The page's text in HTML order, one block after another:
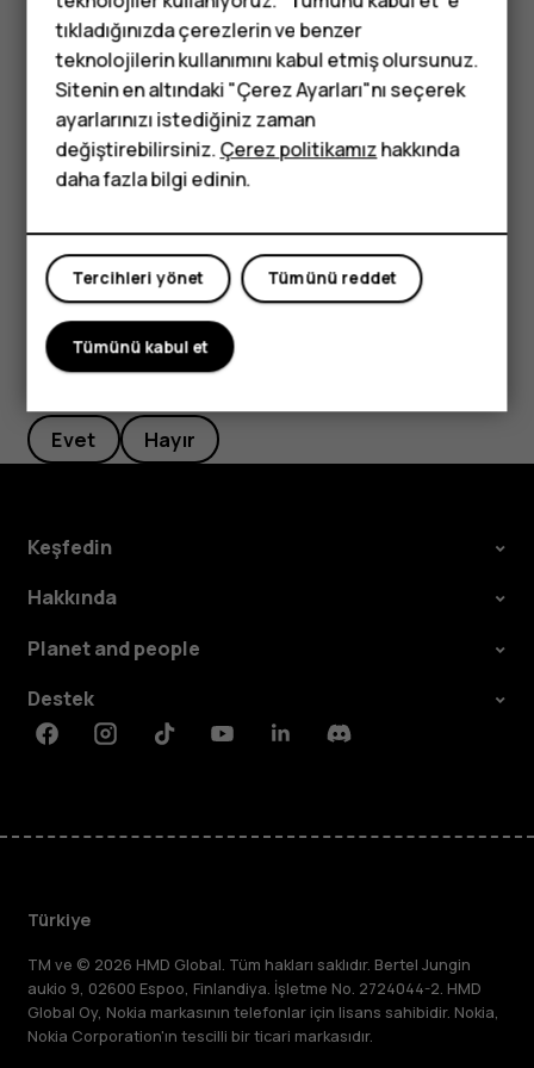
Tuşlu telefonlar
Çocuklar için
telefonlar
aldığınızda zil sesi sessize alınacak şekilde
ayarlayabilirsiniz:Ayarlar >Hareket
sessize alseçeneğine dokunun.
Bir çağrıyı hızlıca reddedebilmeyi istiyorsanız,
Hareketi etkinleştirin:Ayarlar>Hareket>Çağrıyı
reddetmek için ters çevir . Gelen çağrıyı reddetmek
için, telefonu ters çevirin.
Bu size yardımcı oldu mu?
Evet Hayır
Keşfedin
Hakkında
Planet and people
Destek
FacebookInstagramTiktokYoutubeLinkedinDiscord
Türkiye
TM ve © 2026 HMD Global. Tüm hakları saklıdır. Bertel Jungin
aukio 9, 02600 Espoo, Finlandiya. İşletme No. 2724044-2. HMD
Global Oy, Nokia markasının telefonlar için lisans sahibidir. Nokia,
Nokia Corporation'ın tescilli bir ticari markasıdır.
tıkladığınızda çerezlerin ve benzer
teknolojilerin kullanımını kabul etmiş olursunuz.
Sitenin en altındaki "Çerez Ayarları"nı seçerek
ayarlarınızı istediğiniz zaman
değiştirebilirsiniz.Çerez politikamızhakkında
daha fazla bilgi edinin.
Tümünü reddet
Tercihleri yönet
Tümünü kabul et